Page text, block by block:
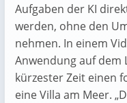
Aufgaben der KI
werden, ohne den
nehmen. In einem
Anwendung auf dem
kürzester Zeit einen
eine Villa am Meer.